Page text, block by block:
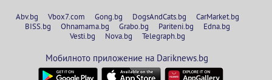
Abv.bg Vbox7.com Gong.bg DogsAndCats.bg
CarMarket.bg
BISS.bg
Ohnamama.bg Grabo.bg Pariteni.bg
Edna.bg
Vesti.bg
Nova.bg Telegraph.bg
Мобилното приложение на Dariknews.bg